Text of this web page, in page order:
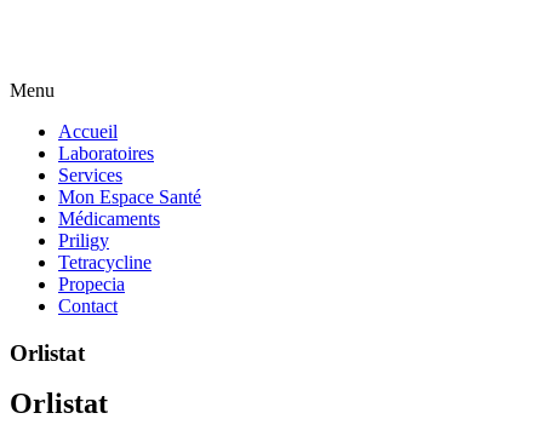
Menu
Accueil
Laboratoires
Services
Mon Espace Santé
Médicaments
Priligy
Tetracycline
Propecia
Contact
Orlistat
Orlistat